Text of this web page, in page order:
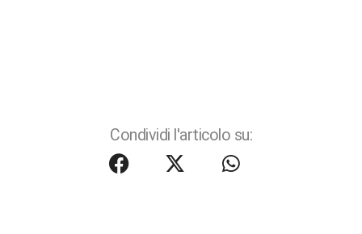
Condividi l'articolo su: